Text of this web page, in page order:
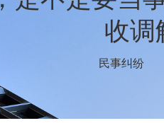
收调
民事纠纷